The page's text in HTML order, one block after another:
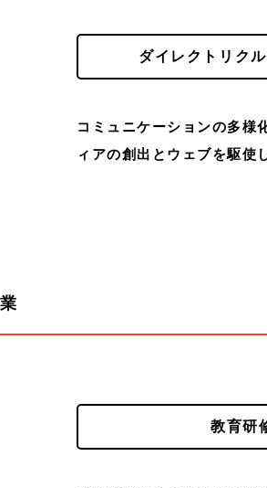
ダイレクトリク
コミュニケーションの多様
ィアの創出とウェブを駆使
教育研